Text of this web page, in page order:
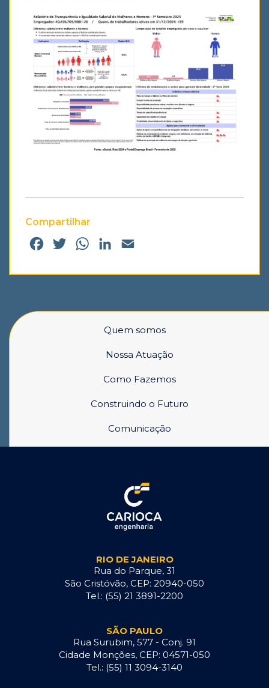
Compartilhar
FacebookTwitterWhatsApp
LinkedIn
Quem somos
Nossa Atuação
Como Fazemos
Construindo o Futuro
Comunicação
RIO DE JANEIRO
Rua do Parque, 31
São Cristóvão, CEP: 20940-050
Tel.: (55) 21 3891-2200
SÃO PAULO
Rua Surubim, 577 - Conj. 91
Cidade Monções, CEP: 04571-050
Tel.: (55) 11 3094-3140